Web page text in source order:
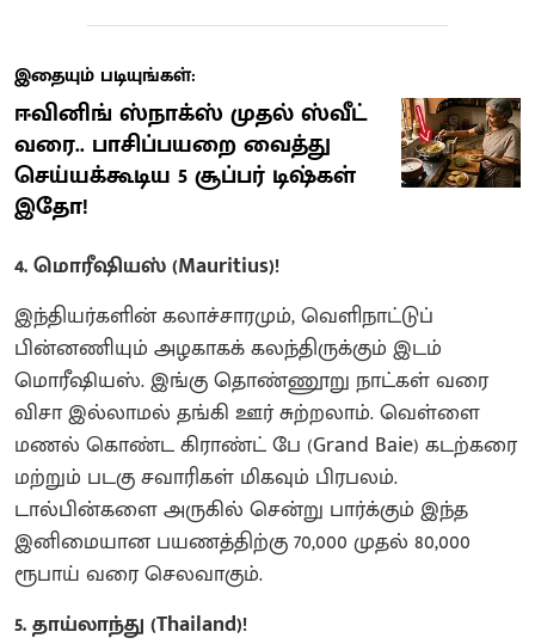
இதையும் படியுங்கள்:
ஈவினிங் ஸ்நாக்ஸ் முதல் ஸ்வீட்
வரை.. பாசிப்பயறை வைத்து
செய்யக்கூடிய 5 சூப்பர் டிஷ்கள்
இதோ!
4. மொரீஷியஸ் (Mauritius)!
இந்தியர்களின் கலாச்சாரமும், வெளிநாட்டுப்
பின்னணியும் அழகாகக் கலந்திருக்கும் இடம்
மொரீஷியஸ். இங்கு தொண்ணூறு நாட்கள் வரை
விசா இல்லாமல் தங்கி ஊர் சுற்றலாம். வெள்ளை
மணல் கொண்ட கிராண்ட் பே (Grand Baie) கடற்கரை
மற்றும் படகு சவாரிகள் மிகவும் பிரபலம்.
டால்பின்களை அருகில் சென்று பார்க்கும் இந்த
இனிமையான பயணத்திற்கு 70,000 முதல் 80,000
ரூபாய் வரை செலவாகும்.
5. தாய்லாந்து (Thailand)!